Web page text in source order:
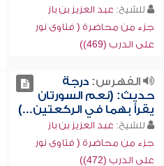
للشيخ: عبد العزيز بن باز
جزء من محاضرة ( فتاوى نور
على الدرب (469))
الفهرس:درجة
حديث: (نعم السورتان
يقرأ بهما في الركعتين...)
للشيخ: عبد العزيز بن باز
جزء من محاضرة ( فتاوى نور
على الدرب (472))